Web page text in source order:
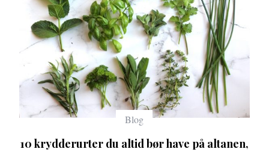
Blog
10 krydderurter du altid bør have på altanen,